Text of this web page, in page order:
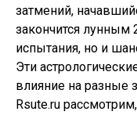
затмений,
закончится лунным
испытания, но и
Эти
влияние на разные
Rsute.ru